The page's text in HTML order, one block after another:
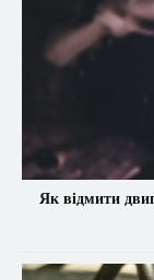
Як відмити